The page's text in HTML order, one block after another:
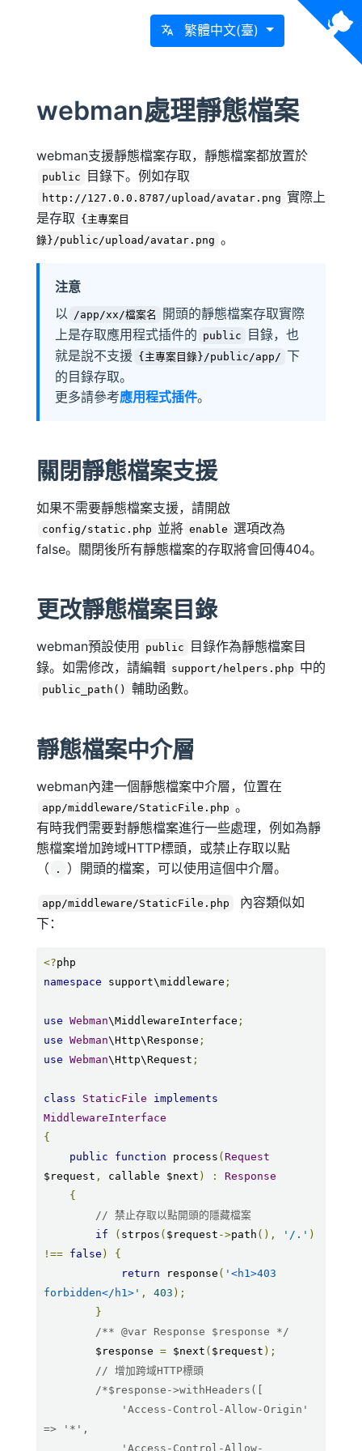
繁體中文(臺)
webman處理靜態檔案
webman支援靜態檔案存取，靜態檔案都放置於
public 目錄下。例如存取
http://127.0.0.8787/upload/avatar.png 實際上
是存取 {主專案目
錄}/public/upload/avatar.png 。
注意
以 /app/xx/檔案名
開頭的靜態檔案存取實際
上是存取應用程式插件的 public
目錄，也
就是說不支援 {主專案目錄}/public/app/ 下
的目錄存取。
更多請參考應用程式插件。
關閉靜態檔案支援
如果不需要靜態檔案支援，請開啟
config/static.php 並將 enable 選項改為
false。關閉後所有靜態檔案的存取將會回傳404。
更改靜態檔案目錄
webman預設使用 public
目錄作為靜態檔案目
錄。如需修改，請編輯 support/helpers.php 中的
public_path() 輔助函數。
靜態檔案中介層
webman內建一個靜態檔案中介層，位置在
app/middleware/StaticFile.php 。
有時我們需要對靜態檔案進行一些處理，例如為靜
態檔案增加跨域HTTP標頭，或禁止存取以點
（
. ）開頭的檔案，可以使用這個中介層。
app/middleware/StaticFile.php
內容類似如
下：
<?
namespace support\middleware ;
use Webman\MiddlewareInterface ;
use Webman\Http\Response ;
use Webman\Http\Request ;
class StaticFile
implements
MiddlewareInterface
{
public
function process ( Request
$request , callable $next ) :
Response
{
// 禁止存取以點開頭的隱藏檔案
if
( strpos ( $request ->path (), '/.' )
!==
false )
{
return response ( '<h1>403
forbidden</h1>' , 403 );
}
/** @var Response $response */
        $response
= $next ( $request );
// 增加跨域HTTP標頭
/*$response->withHeaders([
=> '*',